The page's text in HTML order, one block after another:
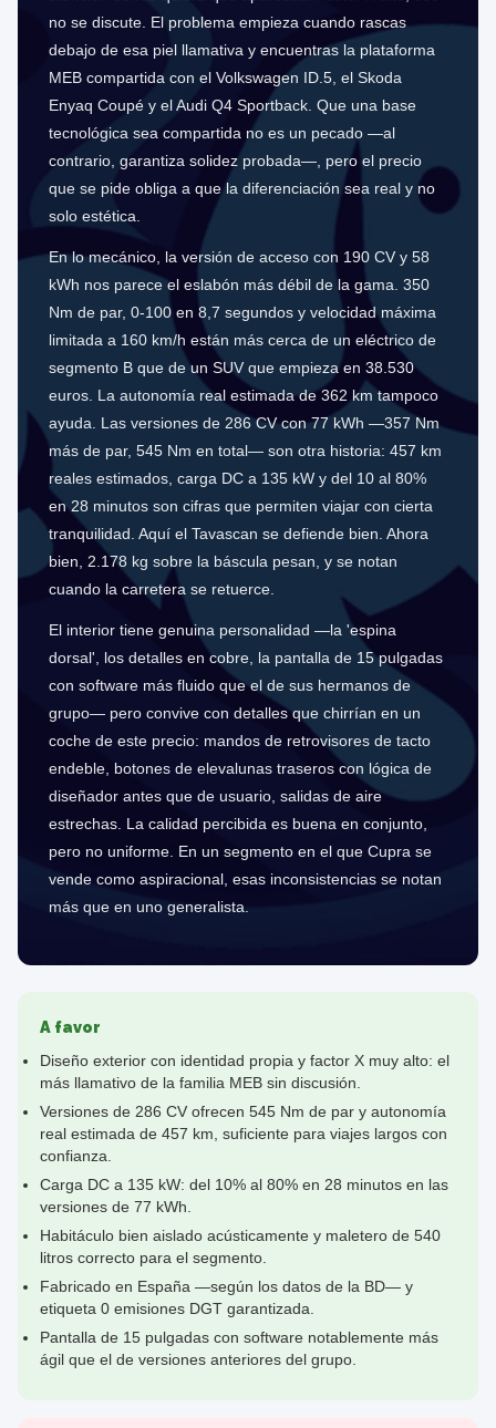
no se discute. El problema empieza cuando rascas
debajo de esa piel llamativa y encuentras la plataforma
MEB compartida con el Volkswagen ID.5, el Skoda
Enyaq Coupé y el Audi Q4 Sportback. Que una base
tecnológica sea compartida no es un pecado —al
contrario, garantiza solidez probada—, pero el precio
que se pide obliga a que la diferenciación sea real y no
solo estética.
En lo mecánico, la versión de acceso con 190 CV y 58
kWh nos parece el eslabón más débil de la gama. 350
Nm de par, 0-100 en 8,7 segundos y velocidad máxima
limitada a 160 km/h están más cerca de un eléctrico de
segmento B que de un SUV que empieza en 38.530
euros. La autonomía real estimada de 362 km tampoco
ayuda. Las versiones de 286 CV con 77 kWh —357 Nm
más de par, 545 Nm en total— son otra historia: 457 km
reales estimados, carga DC a 135 kW y del 10 al 80%
en 28 minutos son cifras que permiten viajar con cierta
tranquilidad. Aquí el Tavascan se defiende bien. Ahora
bien, 2.178 kg sobre la báscula pesan, y se notan
cuando la carretera se retuerce.
El interior tiene genuina personalidad —la 'espina
dorsal', los detalles en cobre, la pantalla de 15 pulgadas
con software más fluido que el de sus hermanos de
grupo— pero convive con detalles que chirrían en un
coche de este precio: mandos de retrovisores de tacto
endeble, botones de elevalunas traseros con lógica de
diseñador antes que de usuario, salidas de aire
estrechas. La calidad percibida es buena en conjunto,
pero no uniforme. En un segmento en el que Cupra se
vende como aspiracional, esas inconsistencias se notan
más que en uno generalista.
A favor
Diseño exterior con identidad propia y factor X muy alto: el
más llamativo de la familia MEB sin discusión.
Versiones de 286 CV ofrecen 545 Nm de par y autonomía
real estimada de 457 km, suficiente para viajes largos con
confianza.
Carga DC a 135 kW: del 10% al 80% en 28 minutos en las
versiones de 77 kWh.
Habitáculo bien aislado acústicamente y maletero de 540
litros correcto para el segmento.
Fabricado en España —según los datos de la BD— y
etiqueta 0 emisiones DGT garantizada.
Pantalla de 15 pulgadas con software notablemente más
ágil que el de versiones anteriores del grupo.